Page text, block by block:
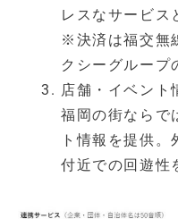
レスなサービス
※決済は福交無
クシーグループ
店舗・イベント
福岡の街ならで
ト情報を提供
付近での回遊性